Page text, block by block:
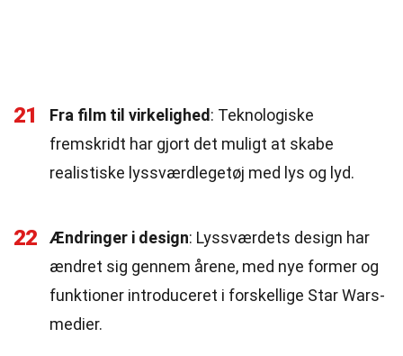
21 Fra film til virkelighed : Teknologiske
fremskridt har gjort det muligt at skabe
realistiske lyssværdlegetøj med lys og lyd.
22 Ændringer i design: Lyssværdets design har
ændret sig gennem årene, med nye former og
funktioner introduceret i forskellige Star Wars-
medier.